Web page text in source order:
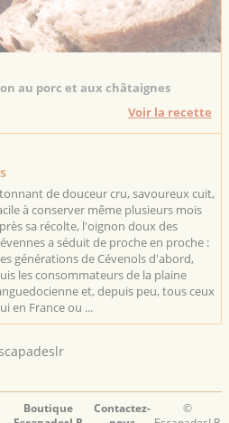
au porc et aux châtaignes
Voir la recette
de douceur cru, savoureux cuit,
à conserver même plusieurs mois
sa récolte, l'oignon doux des
a séduit de proche en proche :
générations de Cévenols d'abord,
les consommateurs de la plaine
et, depuis peu, tous ceux
en France ou ...
Boutique
Contactez-
©